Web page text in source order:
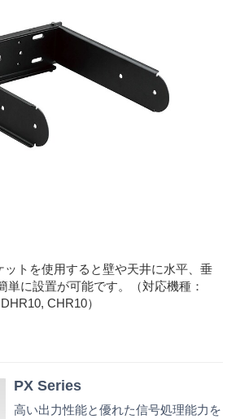
ットを使用すると壁や天井に水平、垂
単に設置が可能です。（対応機種：
CHR10）
PX Series
高い出力性能と優れた信号処理能力を